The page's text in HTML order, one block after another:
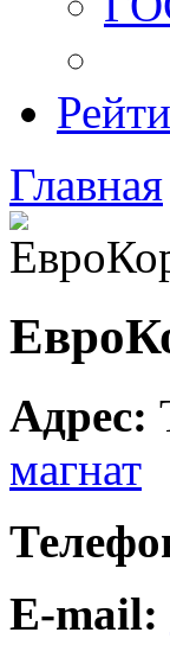
Главная
Адрес:
магнат
E-mail: